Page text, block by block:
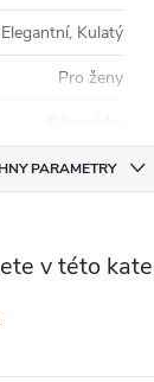
Elegantní, Kulatý
Pro ženy
PARAMETRY
v této